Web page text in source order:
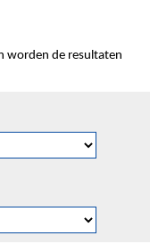
worden de resultaten